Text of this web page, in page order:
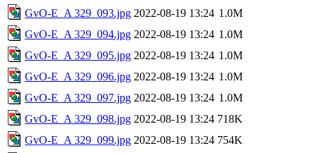
GvO-E_A 329_093.jpg 2022-08-19 13:24 1.0M
GvO-E_A 329_094.jpg 2022-08-19 13:24 1.0M
GvO-E_A 329_095.jpg 2022-08-19 13:24 1.0M
GvO-E_A 329_096.jpg 2022-08-19 13:24 1.0M
GvO-E_A 329_097.jpg 2022-08-19 13:24 1.0M
GvO-E_A 329_098.jpg 2022-08-19 13:24 718K
GvO-E_A 329_099.jpg 2022-08-19 13:24 754K